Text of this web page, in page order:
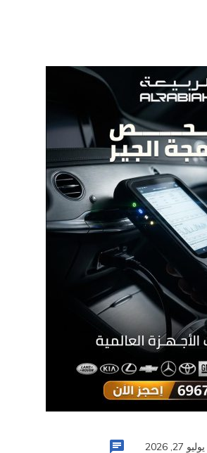
يوليو 27, 2026